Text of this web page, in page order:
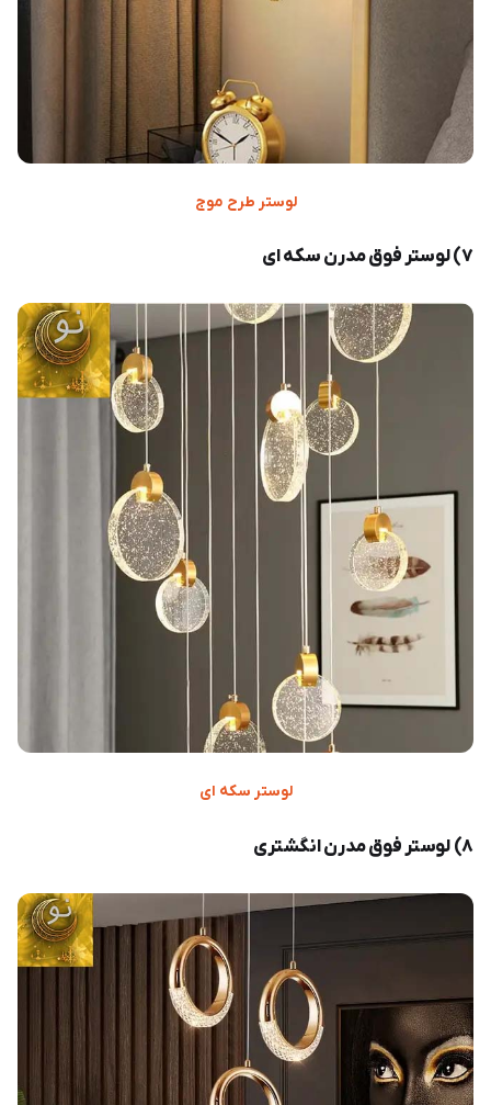
لوستر طرح موج
۷) لوستر فوق مدرن سکه ای
لوستر سکه ای
۸) لوستر فوق مدرن انگشتری